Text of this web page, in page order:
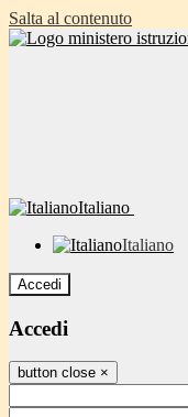
Salta al contenuto
Italiano
Italiano
Accedi
Accedi
button close ×